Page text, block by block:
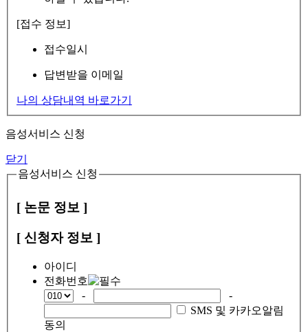
[접수 정보]
접수일시
답변받을 이메일
나의 상담내역 바로가기
음성서비스 신청
닫기
음성서비스 신청
[ 논문 정보 ]
[ 신청자 정보 ]
아이디
전화번호
-
-
SMS 및 카카오알림
동의